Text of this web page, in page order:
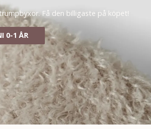
Få den billigaste på köpet!
0-1 ÅR